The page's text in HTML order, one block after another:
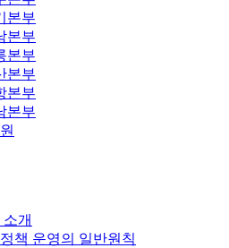
본부
본부
본부
본부
본부
본부
개
책 운영의 일반원칙